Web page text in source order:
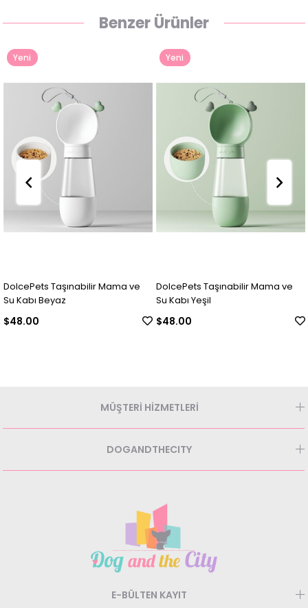
Benzer Ürünler
DolcePets Taşınabilir Mama ve
Su Kabı Beyaz
$48.00
Yeni
DolcePets Taşınabilir Mama ve
Su Kabı Yeşil
$48.00
Yeni
MÜŞTERİ HİZMETLERİ
DOGANDTHECITY
E-BÜLTEN KAYIT